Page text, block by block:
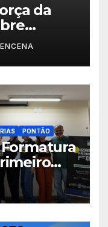
da
turma do
Filme”
PONTÃO